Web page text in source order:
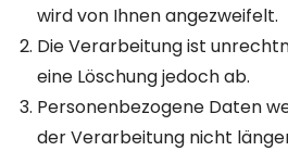
wird von Ihnen angezweifelt.
Die Verarbeitung ist
eine Löschung jedoch ab.
Personenbezogene Daten
der Verarbeitung nicht